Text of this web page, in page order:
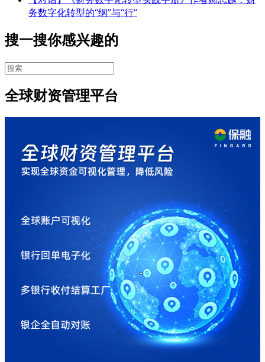
务数字化转型的“纲”与“行”
搜一搜你感兴趣的
全球财资管理平台